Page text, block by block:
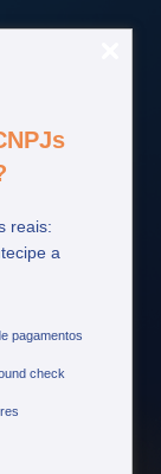
reais:
a
pagamentos
check